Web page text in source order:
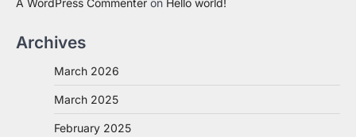
Archives
March 2026
March 2025
February 2025